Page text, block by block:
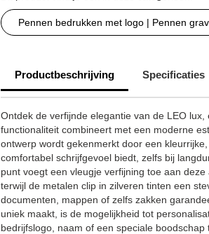
Pennen bedrukken met logo | Pennen
Productbeschrijving Specificaties
Ontdek de verfijnde elegantie van de LEO lux,
functionaliteit combineert met een moderne
ontwerp wordt gekenmerkt door een
comfortabel schrijfgevoel biedt, zelfs bij
punt voegt een vleugje verfijning toe aan deze
terwijl de metalen clip in zilveren tinten een
documenten, mappen of zelfs zakken
uniek maakt, is de mogelijkheid tot
bedrijfslogo, naam of een speciale boodschap